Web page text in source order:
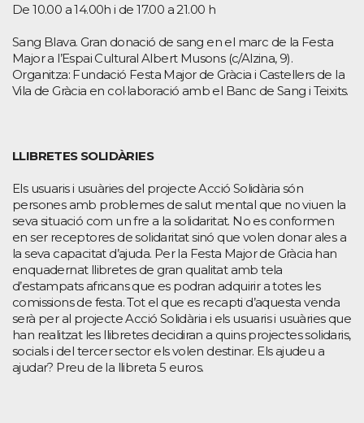
De 10.00 a 14.00h i de 17.00 a 21.00 h
Sang Blava. Gran donació de sang en el marc de la Festa
Major a l’Espai Cultural Albert Musons (c/Alzina, 9).
Organitza: Fundació Festa Major de Gràcia i Castellers de la
Vila de Gràcia en col·laboració amb el Banc de Sang i Teixits.
LLIBRETES SOLIDÀRIES
Els usuaris i usuàries del projecte Acció Solidària són
persones amb problemes de salut mental que no viuen la
seva situació com un fre a la solidaritat. No es conformen
en ser receptores de solidaritat sinó que volen donar ales a
la seva capacitat d’ajuda. Per la Festa Major de Gràcia han
enquadernat llibretes de gran qualitat amb tela
d’estampats africans que es podran adquirir a totes les
comissions de festa. Tot el que es recapti d’aquesta venda
serà per al projecte Acció Solidària i els usuaris i usuàries que
han realitzat les llibretes decidiran a quins projectes solidaris,
socials i del tercer sector els volen destinar. Els ajudeu a
ajudar? Preu de la llibreta 5 euros.